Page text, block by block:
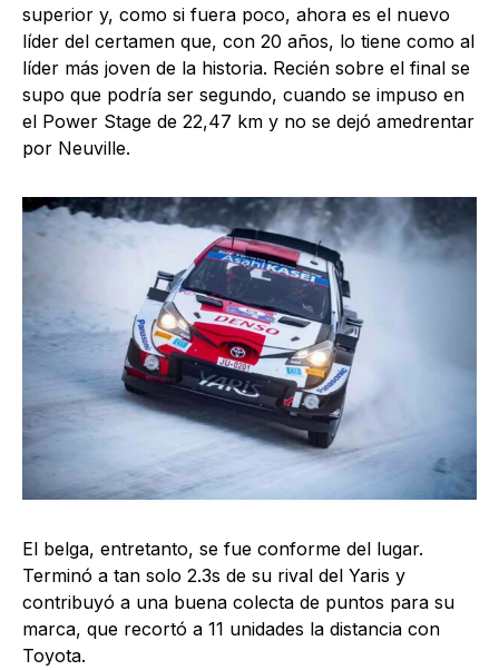
superior y, como si fuera poco, ahora es el nuevo
líder del certamen que, con 20 años, lo tiene como al
líder más joven de la historia. Recién sobre el final se
supo que podría ser segundo, cuando se impuso en
el Power Stage de 22,47 km y no se dejó amedrentar
por Neuville.
El belga, entretanto, se fue conforme del lugar.
Terminó a tan solo 2.3s de su rival del Yaris y
contribuyó a una buena colecta de puntos para su
marca, que recortó a 11 unidades la distancia con
Toyota.